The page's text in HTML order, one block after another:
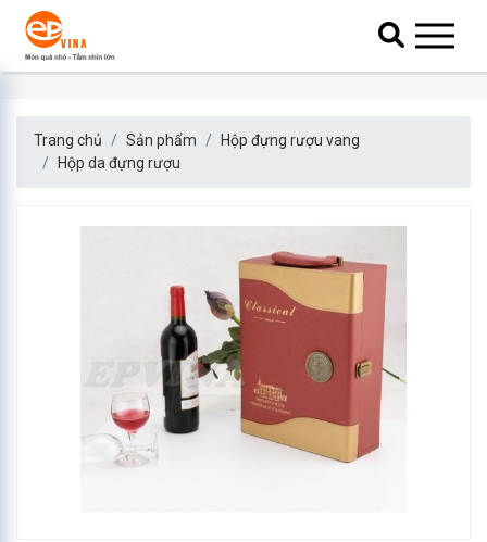
Trang chủ Sản phẩm
Hộp đựng rượu vang
Hộp da đựng rượu